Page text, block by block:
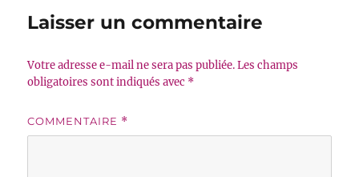
Laisser un commentaire
Votre adresse e-mail ne sera pas publiée. Les champs
obligatoires sont indiqués avec *
COMMENTAIRE *